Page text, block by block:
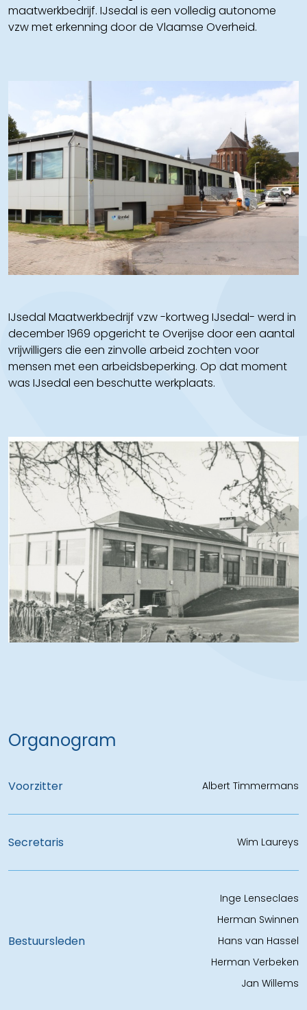
maatwerkbedrijf. IJsedal is een volledig autonome
vzw met erkenning door de Vlaamse Overheid.
IJsedal Maatwerkbedrijf vzw -kortweg IJsedal- werd in
december 1969 opgericht te Overijse door een aantal
vrijwilligers die een zinvolle arbeid zochten voor
mensen met een arbeidsbeperking. Op dat moment
was IJsedal een beschutte werkplaats.
Organogram
Voorzitter Albert Timmermans
Secretaris Wim Laureys
Bestuursleden
Inge Lenseclaes
Herman Swinnen
Hans van Hassel
Herman Verbeken
Jan Willems